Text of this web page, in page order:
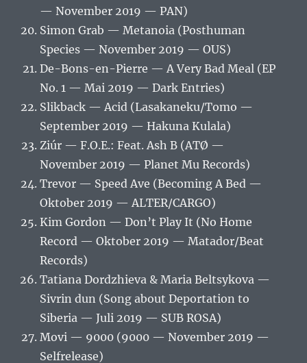
— November 2019 — PAN)
Simon Grab — Metanoia (Posthuman
Species — November 2019 — OUS)
De-Bons-en-Pierre — A Very Bad Meal (EP
No. 1 — Mai 2019 — Dark Entries)
Slikback ‎— Acid (Lasakaneku/Tomo —
September 2019 — Hakuna Kulala)
Ziúr — F.O.E.: Feat. Ash B (ATØ —
November 2019 — Planet Mu Records)
Trevor — Speed Ave (Becoming A Bed —
Oktober 2019 — ALTER/CARGO)
Kim Gordon — Don’t Play It (No Home
Record — Oktober 2019 — Matador/Beat
Records)
Tatiana Dordzhieva & Maria Beltsykova —
Sivrin dun (Song about Deportation to
Siberia — Juli 2019 — SUB ROSA)
Movi ‎— 9000 (9000 — November 2019 —
Selfrelease)